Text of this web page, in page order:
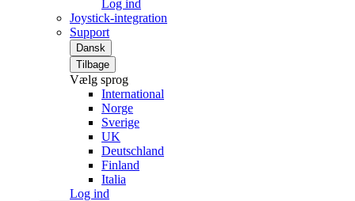
Log ind
Joystick-integration
Support
Dansk
Tilbage
Vælg sprog
International
Norge
Sverige
UK
Deutschland
Finland
Italia
Log ind